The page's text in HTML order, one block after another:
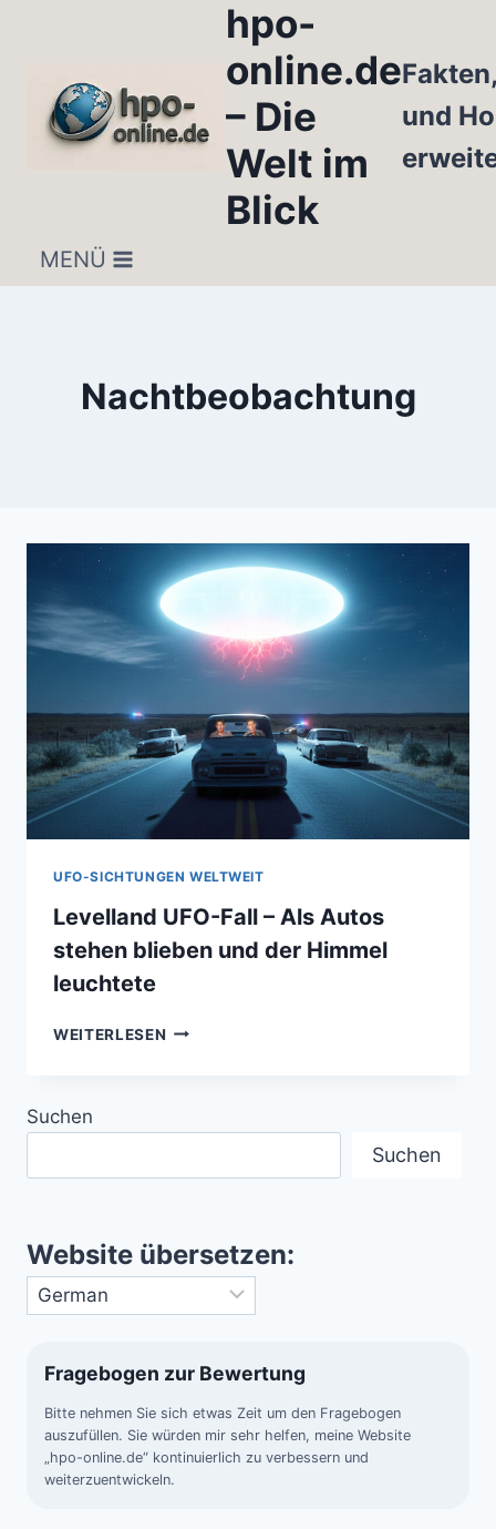
hpo-
online.de
– Die
Welt im
Blick
und
MENÜ
Nachtbeobachtung
UFO-SICHTUNGEN WELTWEIT
Levelland UFO-Fall – Als Autos
stehen blieben und der Himmel
leuchtete
WEITERLESEN LEVELLAND
HIMMEL
Suchen
Suchen
Website übersetzen:
Fragebogen zur Bewertung
Bitte nehmen Sie sich etwas Zeit um den Fragebogen
auszufüllen. Sie würden mir sehr helfen, meine Website
„hpo-online.de“ kontinuierlich zu verbessern und
weiterzuentwickeln.